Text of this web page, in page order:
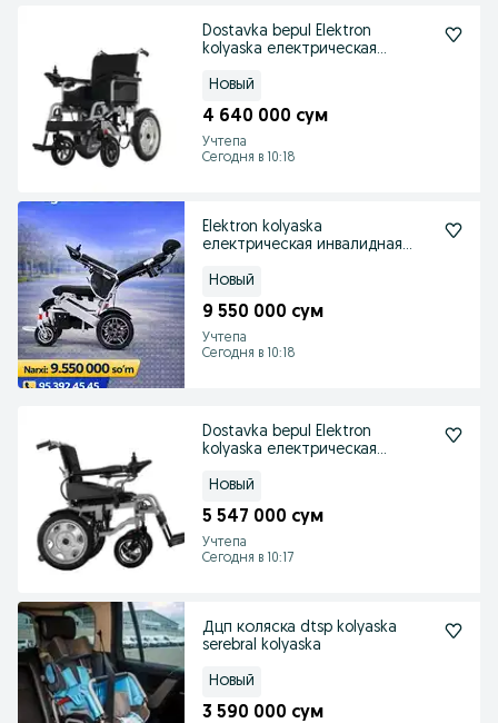
Dostavka bepul Elektron
kolyaska електрическая
Новый
4 640 000 сум
Учтепа
Сегодня в 10:18
Elektron kolyaska
електрическая инвалидная
Новый
9 550 000 сум
Учтепа
Сегодня в 10:18
Dostavka bepul Elektron
kolyaska електрическая
Новый
5 547 000 сум
Учтепа
Сегодня в 10:17
Дцп коляска dtsp kolyaska
serebral kolyaska
Новый
3 590 000 сум